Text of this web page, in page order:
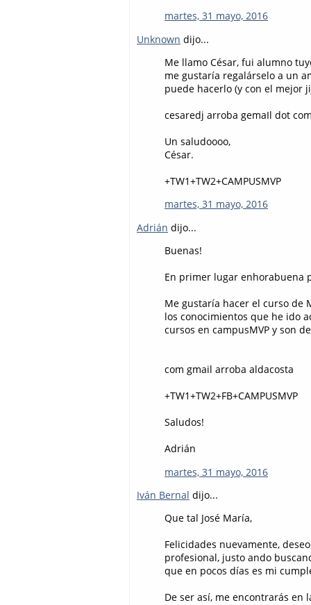
martes, 31 mayo, 2016
Unknown dijo...
Me llamo César, fui alumno
me gustaría regalárselo a un
puede hacerlo (y con el mejor
cesaredj arroba gemaIl dot
Un saludoooo,
César.
+TW1+TW2+CAMPUSMVP
martes, 31 mayo, 2016
Adrián dijo...
Buenas!
En primer lugar enhorabuena
Me gustaría hacer el curso de
los conocimientos que he ido
cursos en campusMVP y son
com gmail arroba aldacosta
+TW1+TW2+FB+CAMPUSMVP
Saludos!
Adrián
martes, 31 mayo, 2016
Iván Bernal dijo...
Que tal José María,
Felicidades nuevamente,
profesional, justo ando
que en pocos días es mi
De ser así, me encontrarás en